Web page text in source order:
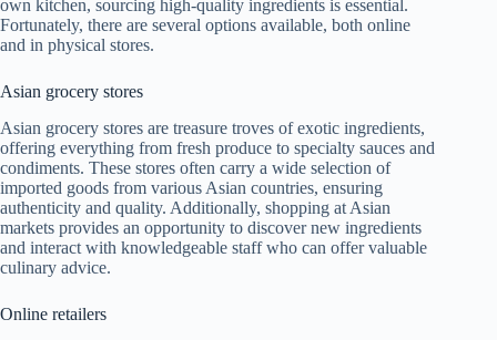
own kitchen, sourcing high-quality ingredients is essential.
Fortunately, there are several options available, both online
and in physical stores.
Asian grocery stores
Asian grocery stores are treasure troves of exotic ingredients,
offering everything from fresh produce to specialty sauces and
condiments. These stores often carry a wide selection of
imported goods from various Asian countries, ensuring
authenticity and quality. Additionally, shopping at Asian
markets provides an opportunity to discover new ingredients
and interact with knowledgeable staff who can offer valuable
culinary advice.
Online retailers